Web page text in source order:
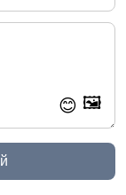
😊 🖼️